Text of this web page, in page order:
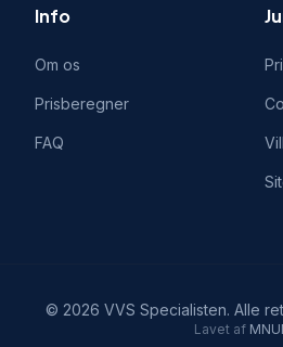
Info
Om os
Prisberegner
FAQ
© 2026 VVS Specialisten. Alle
Lavet af